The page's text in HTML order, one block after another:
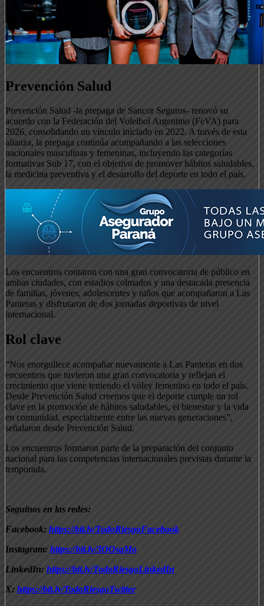
Prevención Salud
Prevención Salud -la prepaga de Sancor Seguros- renovó su
acuerdo con la Federación del Voleibol Argentino (FeVA) para
2026, consolidando un vínculo iniciado en 2022. A través de esta
alianza, la prepaga continúa acompañando a las selecciones
nacionales masculinas y femeninas, incluyendo las categorías
formativas Sub 17, con el objetivo de promover hábitos saludables,
la medicina preventiva y el desarrollo del deporte en todo el país.
Los encuentros contaron con una gran convocatoria de público en
ambas ciudades, con estadios colmados y una destacada presencia
de familias, jóvenes, adolescentes y niños que acompañaron a Las
Panteras y disfrutaron de dos jornadas deportivas de nivel
internacional.
Rol clave
“Nos enorgullece acompañar nuevamente a Las Panteras en dos
encuentros que tuvieron una gran convocatoria y reflejan el
crecimiento que viene teniendo el vóley femenino en todo el país.
Desde Prevención Salud creemos que el deporte cumple un rol
clave en la promoción de hábitos saludables, el bienestar y la vida
en comunidad, especialmente entre las nuevas generaciones”,
señalaron desde Prevención Salud.
Los encuentros formaron parte de la preparación del conjunto
nacional para las competencias internacionales previstas durante la
temporada.
Seguinos en las redes:
Facebook: https://bit.ly/TodoRiesgoFacebook
Instagram: https://bit.ly/3OOsqMo
LinkedIn: https://bit.ly/TodoRiesgoLinkedIn
X: https://bit.ly/TodoRiesgoTwitter